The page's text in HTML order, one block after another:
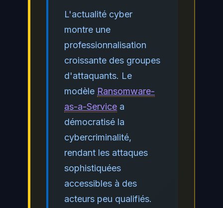
L'actualité cyber
montre une
professionnalisation
croissante des groupes
d'attaquants. Le
modèle Ransomware-
as-a-Service a
démocratisé la
cybercriminalité,
rendant les attaques
sophistiquées
accessibles à des
acteurs peu qualifiés.